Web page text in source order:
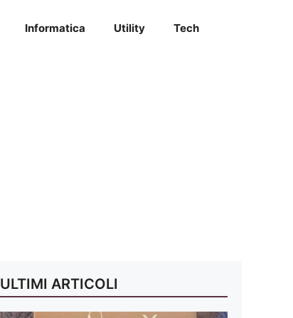
Informatica Utility Tech
ULTIMI ARTICOLI